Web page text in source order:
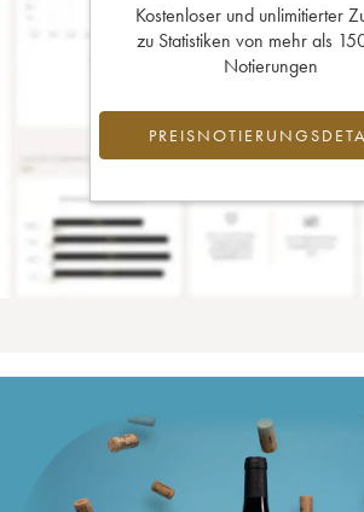
Kostenloser und unlimitierter
zu Statistiken von mehr als
Notierungen